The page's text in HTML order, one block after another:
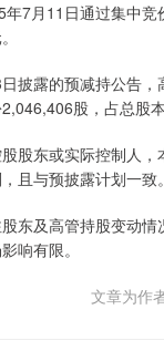
7月11日通过集中
披露的预减持公告
股，占总股本
股东或实际控制人
且与预披露计划一致。
东及高管持股变动
响有限。
文章为作